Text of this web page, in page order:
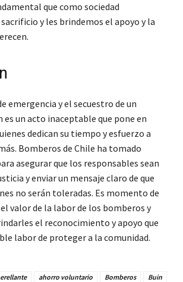
que como sociedad
y les brindemos el apoyo y la
emergencia y el secuestro de un
un acto inaceptable que pone en
dedican su tiempo y esfuerzo a
Bomberos de Chile ha tomado
asegurar que los responsables sean
y enviar un mensaje claro de que
no serán toleradas. Es momento de
valor de la labor de los bomberos y
el reconocimiento y apoyo que
labor de proteger a la comunidad.
ahorro voluntario Bomberos Buin